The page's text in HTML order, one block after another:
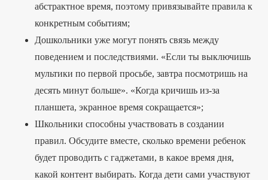
абстрактное время, поэтому привязывайте правила к
конкретным событиям;
Дошкольники уже могут понять связь между
поведением и последствиями. «Если ты выключишь
мультики по первой просьбе, завтра посмотришь на
десять минут больше». «Когда кричишь из-за
планшета, экранное время сокращается»;
Школьники способны участвовать в создании
правил. Обсудите вместе, сколько времени ребенок
будет проводить с гаджетами, в какое время дня,
какой контент выбирать. Когда дети сами участвуют